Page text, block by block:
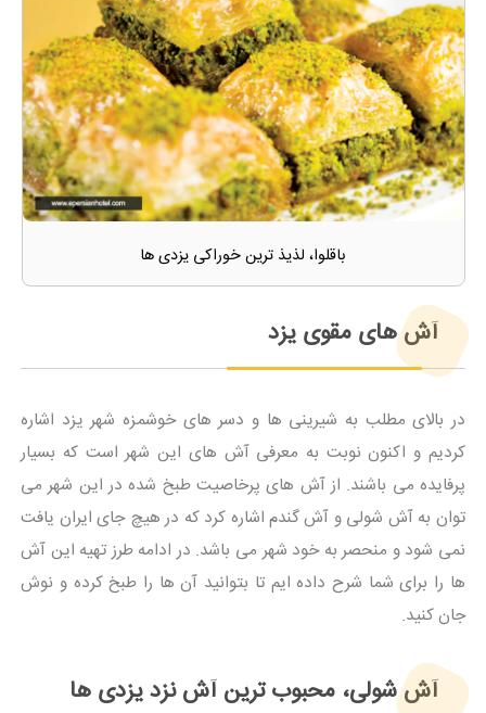
باقلوا، لذیذ ترین خوراکی یزدی ها
آش های مقوی یزد
در بالای مطلب به شیرینی ها و دسر های خوشمزه شهر یزد اشاره
کردیم و اکنون نوبت به معرفی آش های این شهر است که بسیار
پرفایده می باشند. از آش های پرخاصیت طبخ شده در این شهر می
توان به آش شولی و آش گندم اشاره کرد که در هیچ جای ایران یافت
نمی شود و منحصر به خود شهر می باشد. در ادامه طرز تهیه این آش
ها را برای شما شرح داده ایم تا بتوانید آن ها را طبخ کرده و نوش
جان کنید.
آش شولی، محبوب ترین آش نزد یزدی ها